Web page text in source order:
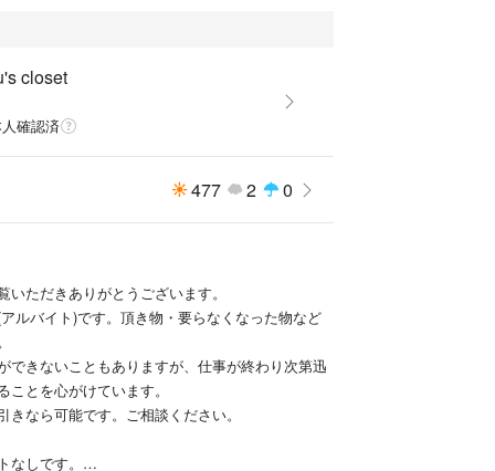
closet
確認済
477 2 0
いただきありがとうございます。
ルバイト)です。頂き物・要らなくなった物など
できないこともありますが、仕事が終わり次第迅
ことを心がけています。
きなら可能です。ご相談ください。
しです。